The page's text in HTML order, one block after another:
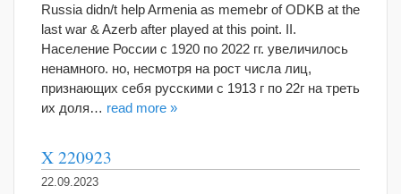
Russia didn/t help Armenia as memebr of ODKB at the
last war & Azerb after played at this point. II.
Население России с 1920 по 2022 гг. увеличилось
ненамного. но, несмотря на рост числа лиц,
признающих себя русскими с 1913 г по 22г на треть
их доля… read more »
X 220923
22.09.2023